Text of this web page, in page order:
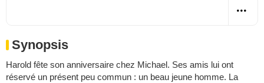
Synopsis
Harold fête son anniversaire chez Michael. Ses amis lui ont
réservé un présent peu commun : un beau jeune homme. La